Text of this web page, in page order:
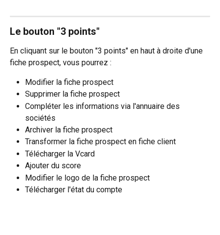
Le bouton "3 points"
En cliquant sur le bouton "3 points" en haut à droite d'une
fiche prospect, vous pourrez :
Modifier la fiche prospect
Supprimer la fiche prospect
Compléter les informations via l'annuaire des
sociétés
Archiver la fiche prospect
Transformer la fiche prospect en fiche client
Télécharger la Vcard
Ajouter du score
Modifier le logo de la fiche prospect
Télécharger l'état du compte